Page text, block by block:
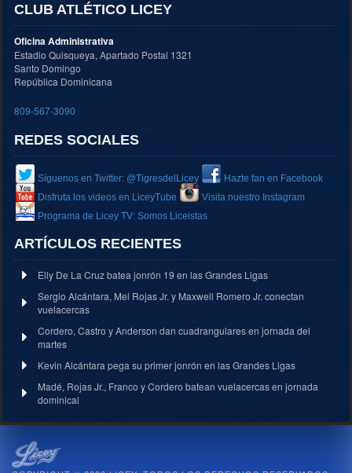
CLUB ATLÉTICO LICEY
Oficina Administrativa
Estadio Quisqueya, Apartado Postal 1321
Santo Domingo
República Dominicana
809-567-3090
REDES SOCIALES
Síguenos en Twitter: @TigresdelLicey
Hazte fan en Facebook
Disfruta los videos en LiceyTube
Visita nuestro Instagram
Programa de Licey TV: Somos Liceistas
ARTÍCULOS RECIENTES
Elly De La Cruz batea jonrón 19 en las Grandes Ligas
Sergio Alcántara, Mel Rojas Jr. y Maxwell Romero Jr. conectan
vuelacercas
Cordero, Castro y Anderson dan cuadrangulares en jornada del
martes
Kevin Alcántara pega su primer jonrón en las Grandes Ligas
Madé, Rojas Jr., Franco y Cordero batean vuelacercas en jornada
dominical